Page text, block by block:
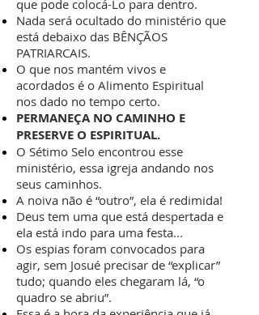
que pode colocá-Lo para dentro.
Nada será ocultado do ministério que
está debaixo das BÊNÇÃOS
PATRIARCAIS.
O que nos mantém vivos e
acordados é o Alimento Espiritual
nos dado no tempo certo.
PERMANEÇA NO CAMINHO E
PRESERVE O ESPIRITUAL.
O Sétimo Selo encontrou esse
ministério, essa igreja andando nos
seus caminhos.
A noiva não é “outro”, ela é redimida!
Deus tem uma que está despertada e
ela está indo para uma festa...
Os espias foram convocados para
agir, sem Josué precisar de “explicar”
tudo; quando eles chegaram lá, “o
quadro se abriu”.